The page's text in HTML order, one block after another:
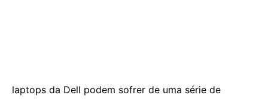
laptops da Dell podem sofrer de uma série de